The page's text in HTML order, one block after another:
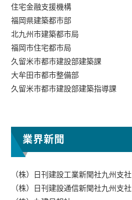
住宅金融支援機構
福岡県建築都市部
北九州市建築都市局
福岡市住宅都市局
久留米市都市建設部建築課
大牟田市都市整備部
久留米市都市建設部建築指導課
業界新聞
（株）日刊建設工業新聞社九州支社
（株）日刊建設通信新聞社九州支社